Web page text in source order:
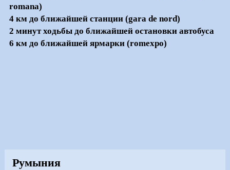
romana)
4 км до ближайшей станции (gara de nord)
2 минут ходьбы до ближайшей остановки автобуса
6 км до ближайшей ярмарки (romexpo)
Румыния